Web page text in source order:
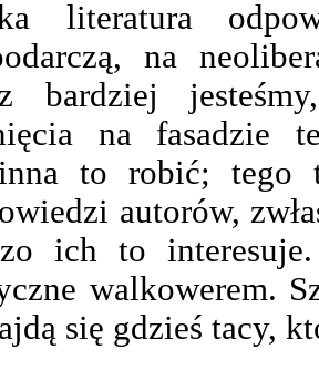
literatura
na
bardziej
na fasadzie
to robić; tego
autorów,
ich to
walkowerem.
się gdzieś tacy,